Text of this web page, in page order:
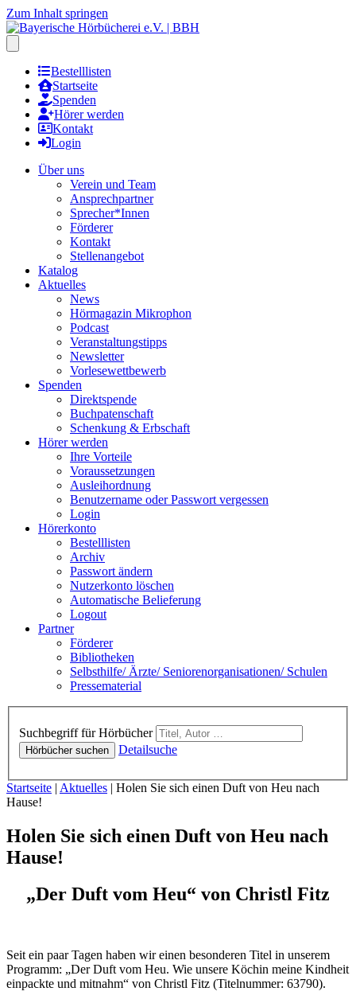
Zum Inhalt springen
Bestelllisten
Startseite
Spenden
Hörer werden
Kontakt
Login
Über uns
Verein und Team
Ansprechpartner
Sprecher*Innen
Förderer
Kontakt
Stellenangebot
Katalog
Aktuelles
News
Hörmagazin Mikrophon
Podcast
Veranstaltungstipps
Newsletter
Vorlesewettbewerb
Spenden
Direktspende
Buchpatenschaft
Schenkung & Erbschaft
Hörer werden
Ihre Vorteile
Voraussetzungen
Ausleihordnung
Benutzername oder Passwort vergessen
Login
Hörerkonto
Bestelllisten
Archiv
Passwort ändern
Nutzerkonto löschen
Automatische Belieferung
Logout
Partner
Förderer
Bibliotheken
Selbsthilfe/ Ärzte/ Seniorenorganisationen/ Schulen
Pressematerial
Suchbegriff für Hörbücher
Hörbücher suchen Detailsuche
Sie sind hier:
Startseite | Aktuelles | Holen Sie sich einen Duft von Heu nach
Hause!
Holen Sie sich einen Duft von Heu nach
Hause!
„Der Duft vom Heu“ von Christl Fitz
Seit ein paar Tagen haben wir einen besonderen Titel in unserem
Programm: „Der Duft vom Heu. Wie unsere Köchin meine Kindheit
einpackte und mitnahm“ von Christl Fitz (Titelnummer: 63790).